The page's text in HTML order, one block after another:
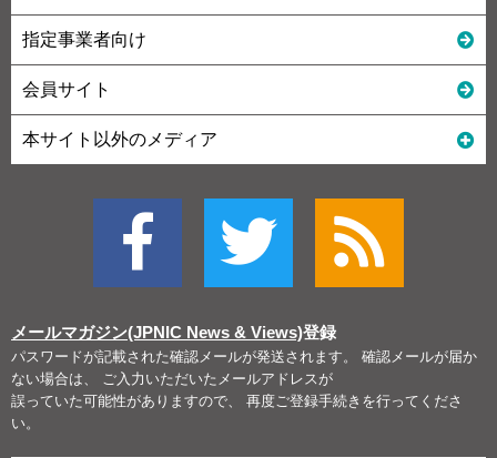
指定事業者向け
会員サイト
本サイト以外のメディア
メールマガジン(JPNIC News & Views)登録
パスワードが記載された確認メールが発送されます。 確認メールが届か
ない場合は、 ご入力いただいたメールアドレスが
誤っていた可能性がありますので、 再度ご登録手続きを行ってくださ
い。